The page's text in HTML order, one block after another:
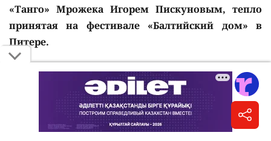
«Танго» Мрожека Игорем Пискуновым, тепло
принятая на фестивале «Балтийский дом» в
Питере.
– Пискунов, конечно, человек ищущий, но и ему
надо развиваться. А остальные просто на пенсии.
Есть спектакли, которые собирают зрителей, есть
дотации государства – и не надо никаких
движений! А что касается репертуара русских